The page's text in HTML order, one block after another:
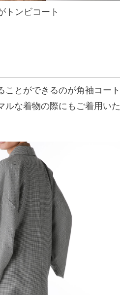
トンビコート
とができるのが角袖コート
ルな着物の際にもご着用いた